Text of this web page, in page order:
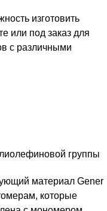
изготовить
или под заказ для
с различными
группы
материал Gener
которые